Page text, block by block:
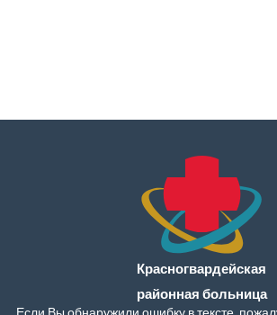
Красногвардейская
районная больница